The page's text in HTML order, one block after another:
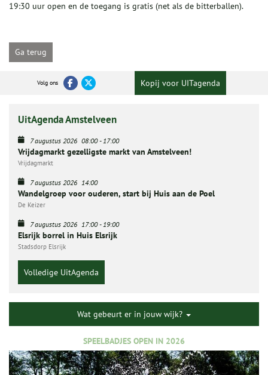
19:30 uur open en de toegang is gratis (net als de bitterballen).
Ga terug
Volg ons Kopij voor UITagenda
UitAgenda Amstelveen
7 augustus 2026 08:00-17:00
Vrijdagmarkt gezelligste markt van Amstelveen!
Vrijdagmarkt
7 augustus 2026 14:00
Wandelgroep voor ouderen, start bij Huis aan de Poel
De Keizer
7 augustus 2026 17:00-19:00
Elsrijk borrel in Huis Elsrijk
Stadsdorp Elsrijk
Volledige UitAgenda
Wat gebeurt er in jouw wijk?
SPEELBADJES OPEN IN 2026